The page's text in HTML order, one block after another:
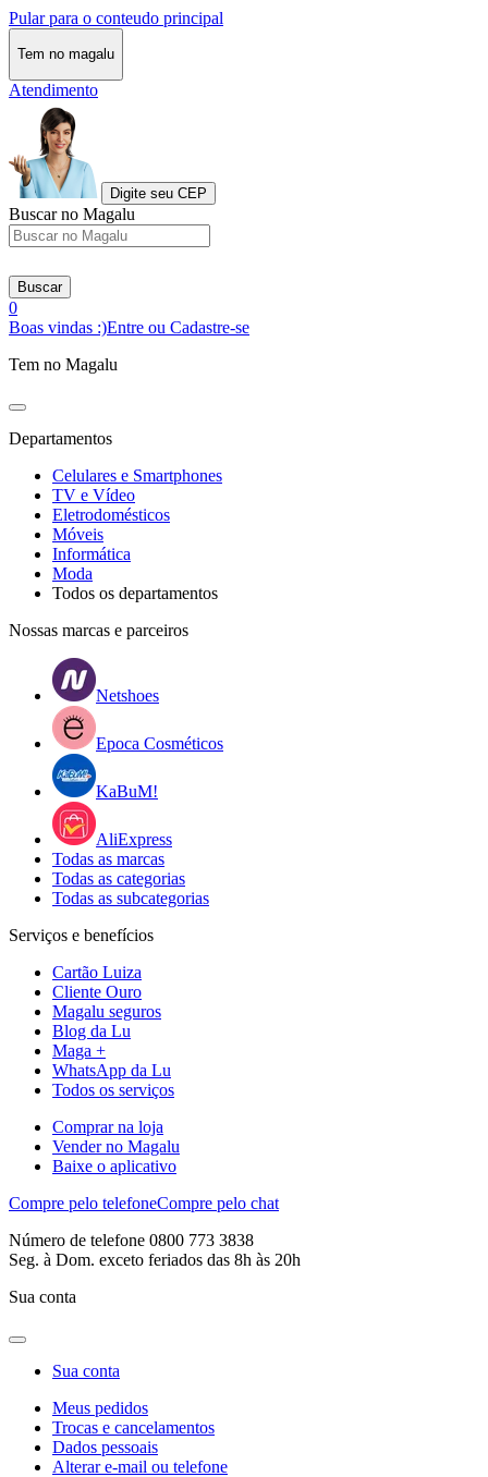
Pular para o conteudo principal
Tem no magalu
Atendimento
Digite seu CEP
Buscar no Magalu
Buscar
0
Boas vindas :)Entre ou Cadastre-se
Tem no Magalu
Departamentos
Celulares e Smartphones
TV e Vídeo
Eletrodomésticos
Móveis
Informática
Moda
Todos os departamentos
Nossas marcas e parceiros
Netshoes
Epoca Cosméticos
KaBuM!
AliExpress
Todas as marcas
Todas as categorias
Todas as subcategorias
Serviços e benefícios
Cartão Luiza
Cliente Ouro
Magalu seguros
Blog da Lu
Maga +
WhatsApp da Lu
Todos os serviços
Comprar na loja
Vender no Magalu
Baixe o aplicativo
Compre pelo telefoneCompre pelo chat
Número de telefone 0800 773 3838
Seg. à Dom. exceto feriados das 8h às 20h
Sua conta
Sua conta
Meus pedidos
Trocas e cancelamentos
Dados pessoais
Alterar e-mail ou telefone